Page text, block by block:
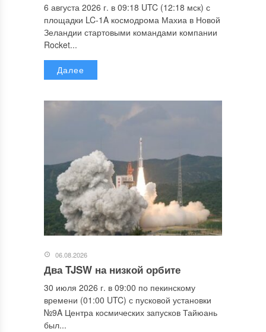
6 августа 2026 г. в 09:18 UTC (12:18 мск) с
площадки LC-1A космодрома Махиа в Новой
Зеландии стартовыми командами компании
Rocket...
Далее
06.08.2026
Два TJSW на низкой орбите
30 июля 2026 г. в 09:00 по пекинскому
времени (01:00 UTC) с пусковой установки
№9A Центра космических запусков Тайюань
был...